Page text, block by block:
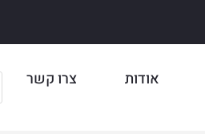
אודות צרו קשר